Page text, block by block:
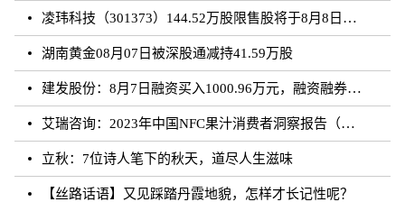
凌玮科技（301373）144.52万股限售股将于8月8日解禁上市，占总股本1.33%
湖南黄金08月07日被深股通减持41.59万股
建发股份：8月7日融资买入1000.96万元，融资融券余额4.87亿元
艾瑞咨询：2023年中国NFC果汁消费者洞察报告（附下载）
立秋：7位诗人笔下的秋天，道尽人生滋味
【丝路话语】又见踩踏丹霞地貌，怎样才长记性呢？